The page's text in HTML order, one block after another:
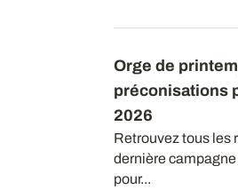
Orge de
préconisations
2026
Retrouvez tous les
dernière
pour...